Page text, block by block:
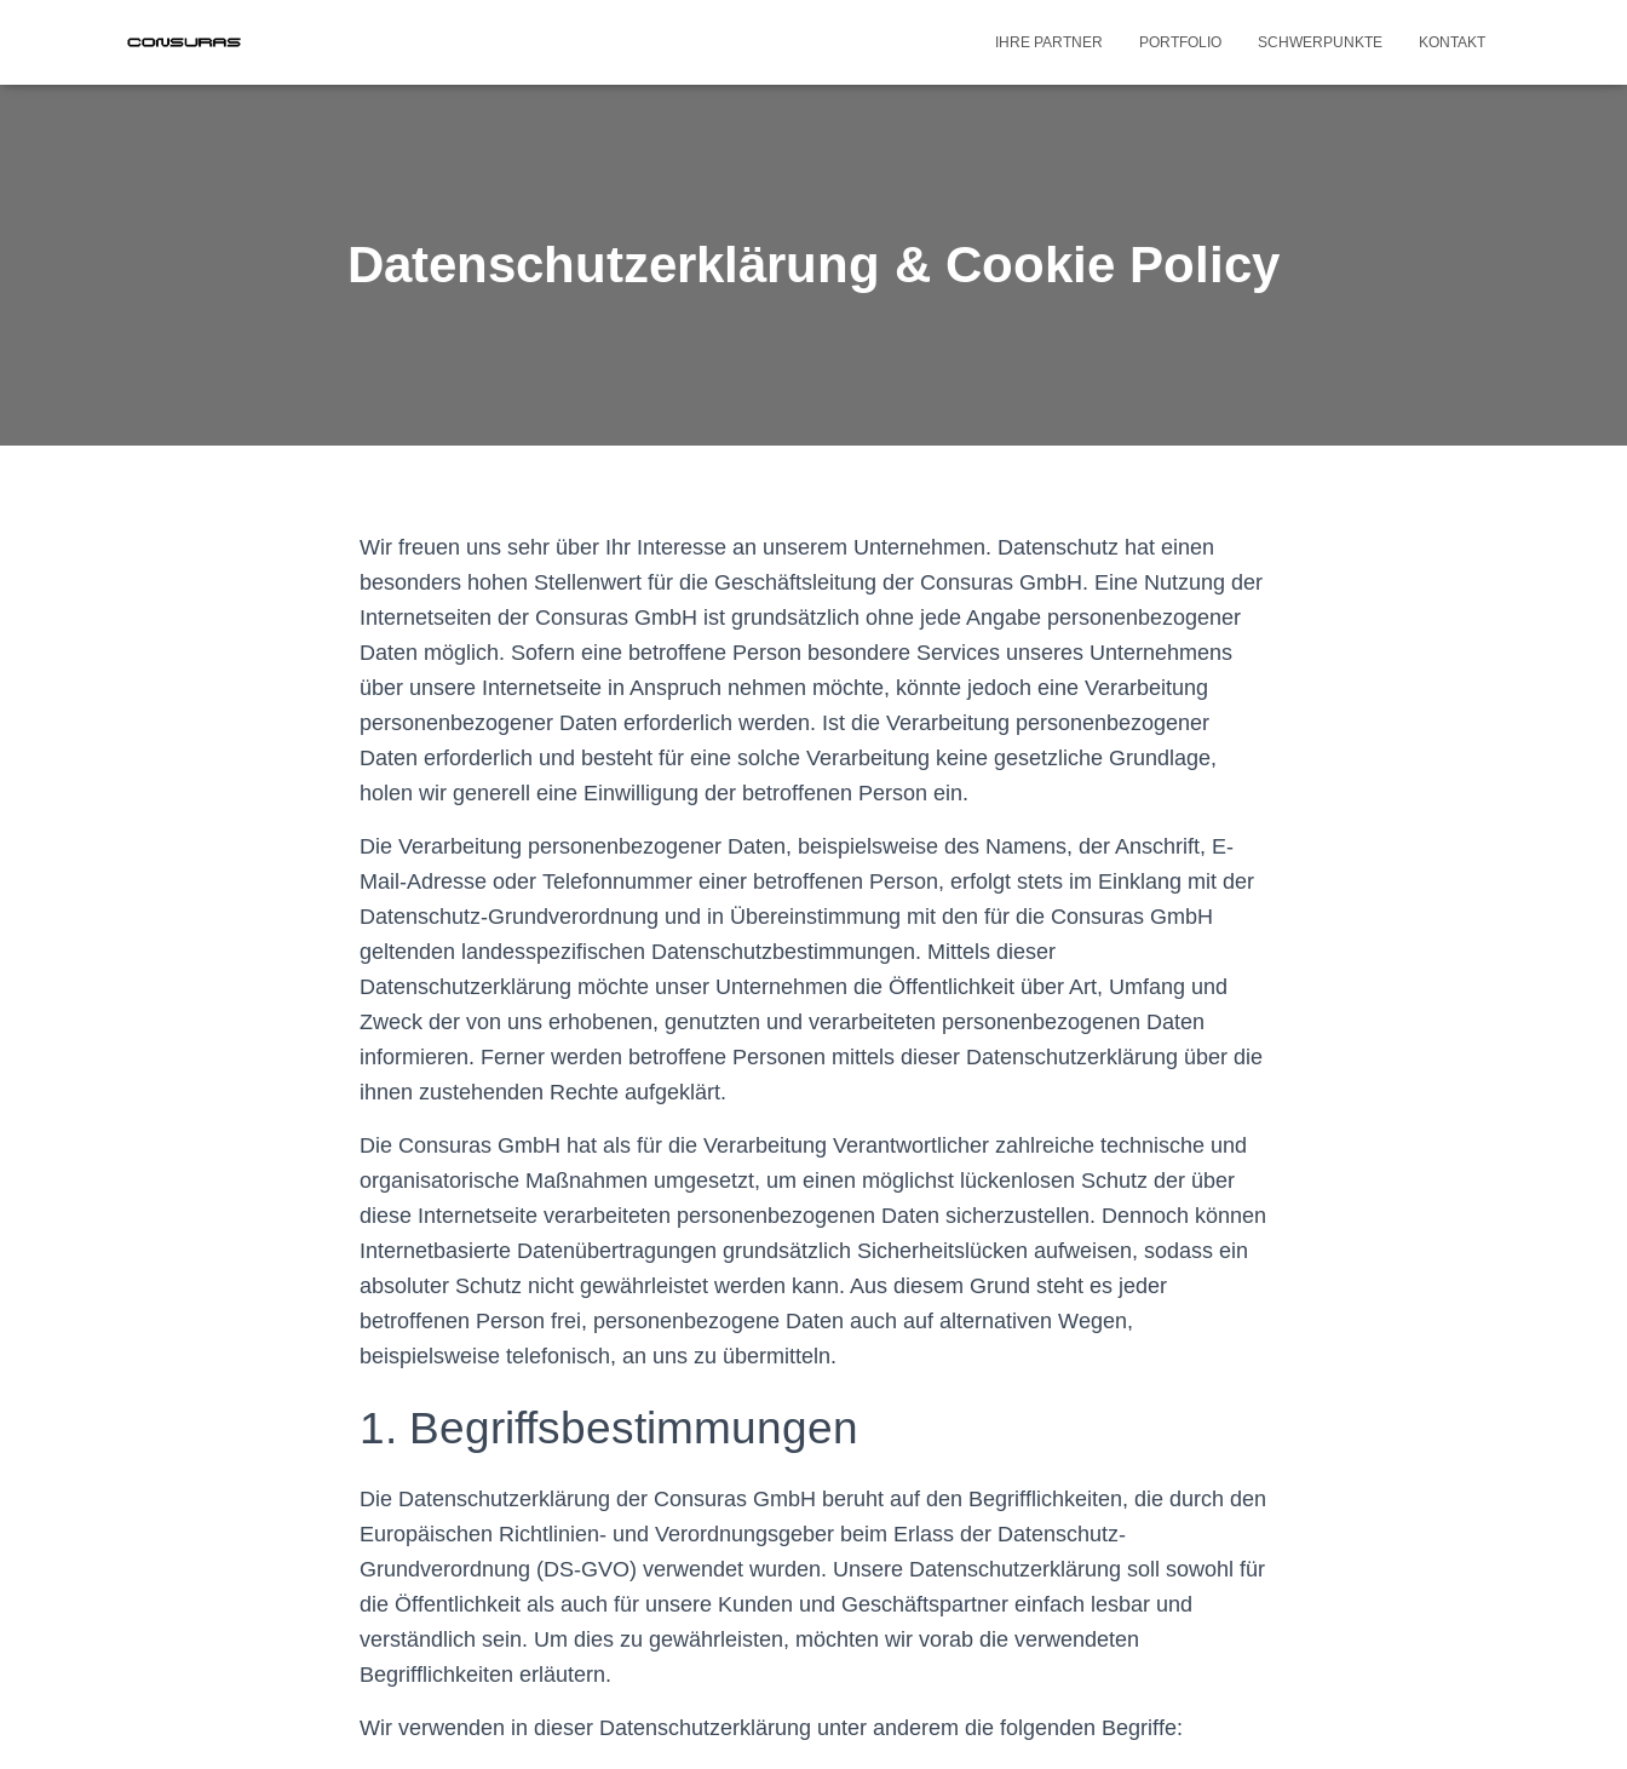
IHRE PARTNER PORTFOLIO SCHWERPUNKTE KONTAKT
Datenschutzerklärung & Cookie Policy
Wir freuen uns sehr über Ihr Interesse an unserem Unternehmen. Datenschutz hat einen
besonders hohen Stellenwert für die Geschäftsleitung der Consuras GmbH. Eine Nutzung der
Internetseiten der Consuras GmbH ist grundsätzlich ohne jede Angabe personenbezogener
Daten möglich. Sofern eine betroffene Person besondere Services unseres Unternehmens
über unsere Internetseite in Anspruch nehmen möchte, könnte jedoch eine Verarbeitung
personenbezogener Daten erforderlich werden. Ist die Verarbeitung personenbezogener
Daten erforderlich und besteht für eine solche Verarbeitung keine gesetzliche Grundlage,
holen wir generell eine Einwilligung der betroffenen Person ein.
Die Verarbeitung personenbezogener Daten, beispielsweise des Namens, der Anschrift, E-
Mail-Adresse oder Telefonnummer einer betroffenen Person, erfolgt stets im Einklang mit der
Datenschutz-Grundverordnung und in Übereinstimmung mit den für die Consuras GmbH
geltenden landesspezifischen Datenschutzbestimmungen. Mittels dieser
Datenschutzerklärung möchte unser Unternehmen die Öffentlichkeit über Art, Umfang und
Zweck der von uns erhobenen, genutzten und verarbeiteten personenbezogenen Daten
informieren. Ferner werden betroffene Personen mittels dieser Datenschutzerklärung über die
ihnen zustehenden Rechte aufgeklärt.
Die Consuras GmbH hat als für die Verarbeitung Verantwortlicher zahlreiche technische und
organisatorische Maßnahmen umgesetzt, um einen möglichst lückenlosen Schutz der über
diese Internetseite verarbeiteten personenbezogenen Daten sicherzustellen. Dennoch können
Internetbasierte Datenübertragungen grundsätzlich Sicherheitslücken aufweisen, sodass ein
absoluter Schutz nicht gewährleistet werden kann. Aus diesem Grund steht es jeder
betroffenen Person frei, personenbezogene Daten auch auf alternativen Wegen,
beispielsweise telefonisch, an uns zu übermitteln.
1. Begriffsbestimmungen
Die Datenschutzerklärung der Consuras GmbH beruht auf den Begrifflichkeiten, die durch den
Europäischen Richtlinien- und Verordnungsgeber beim Erlass der Datenschutz-
Grundverordnung (DS-GVO) verwendet wurden. Unsere Datenschutzerklärung soll sowohl für
die Öffentlichkeit als auch für unsere Kunden und Geschäftspartner einfach lesbar und
verständlich sein. Um dies zu gewährleisten, möchten wir vorab die verwendeten
Begrifflichkeiten erläutern.
Wir verwenden in dieser Datenschutzerklärung unter anderem die folgenden Begriffe: